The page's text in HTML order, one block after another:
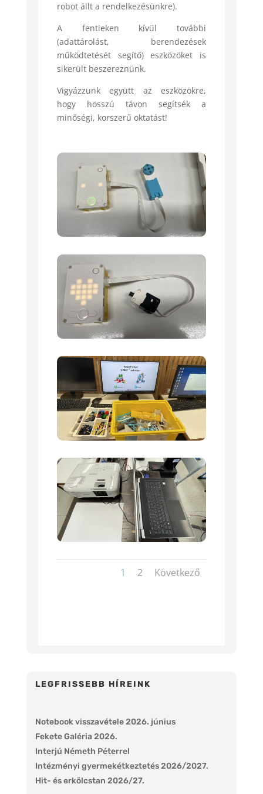
robot állt a rendelkezésünkre).
A fentieken kívül további
(adattárolást, berendezések
működtetését segítő) eszközöket is
sikerült beszereznünk.
Vigyázzunk együtt az eszközökre,
hogy hosszú távon segítsék a
minőségi, korszerű oktatást!
1 2 Következő
LEGFRISSEBB HÍREINK
Notebook visszavétele 2026. június
Fekete Galéria 2026.
Interjú Németh Péterrel
Intézményi gyermekétkeztetés 2026/2027.
Hit- és erkölcstan 2026/27.